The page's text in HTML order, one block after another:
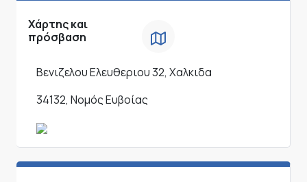
Χάρτης και
πρόσβαση
Βενιζελου Ελευθεριου 32, Χαλκιδα
34132, Νομός Ευβοίας